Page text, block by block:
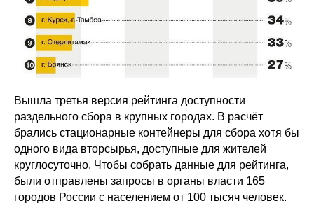
Вышла третья версия рейтинга доступности
раздельного сбора в крупных городах. В расчёт
брались стационарные контейнеры для сбора хотя бы
одного вида вторсырья, доступные для жителей
круглосуточно. Чтобы собрать данные для рейтинга,
были отправлены запросы в органы власти 165
городов России с населением от 100 тысяч человек.